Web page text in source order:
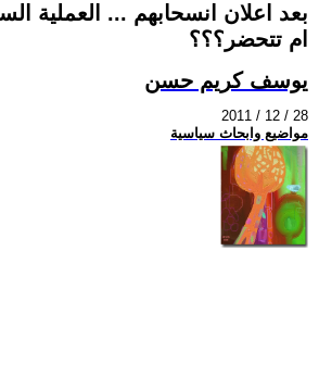
بعد اعلان انسحابهم ... العملية
ام تتحضر؟؟؟
يوسف كريم حسن
2011 / 12 / 28
مواضيع وابحاث سياسية